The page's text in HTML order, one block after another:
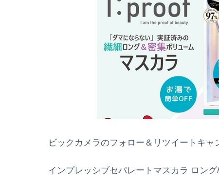
ビックカメラのフォロー＆リツイートキャ
インプレッシブセパレートマスカラ ロン